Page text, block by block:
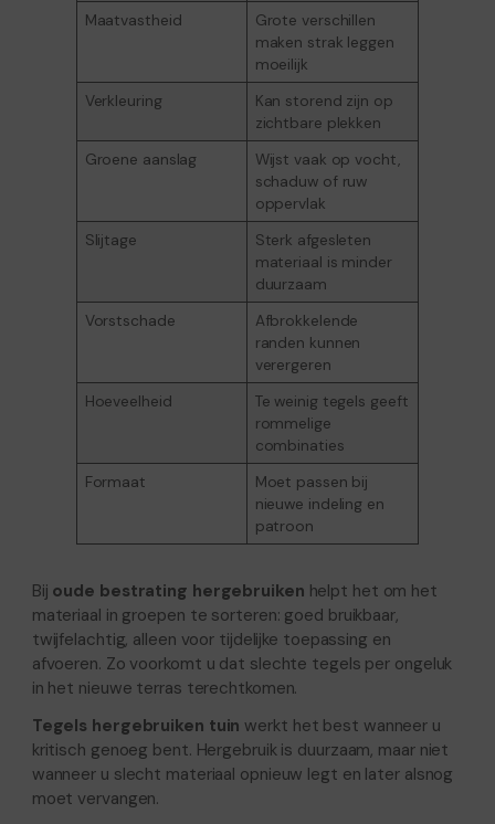
Maatvastheid
Grote verschillen
maken strak leggen
moeilijk
Verkleuring
Kan storend zijn op
zichtbare plekken
Groene aanslag
Wijst vaak op vocht,
schaduw of ruw
oppervlak
Slijtage
Sterk afgesleten
materiaal is minder
duurzaam
Vorstschade
Afbrokkelende
randen kunnen
verergeren
Hoeveelheid
Te weinig tegels geeft
rommelige
combinaties
Formaat
Moet passen bij
nieuwe indeling en
patroon
Bij oude bestrating hergebruiken helpt het om het
materiaal in groepen te sorteren: goed bruikbaar,
twijfelachtig, alleen voor tijdelijke toepassing en
afvoeren. Zo voorkomt u dat slechte tegels per ongeluk
in het nieuwe terras terechtkomen.
Tegels hergebruiken tuin werkt het best wanneer u
kritisch genoeg bent. Hergebruik is duurzaam, maar niet
wanneer u slecht materiaal opnieuw legt en later alsnog
moet vervangen.